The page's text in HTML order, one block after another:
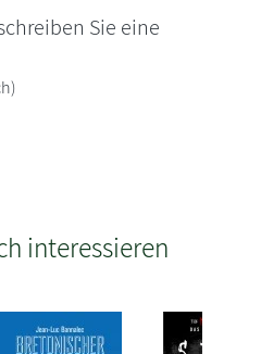
Sie eine
interessieren